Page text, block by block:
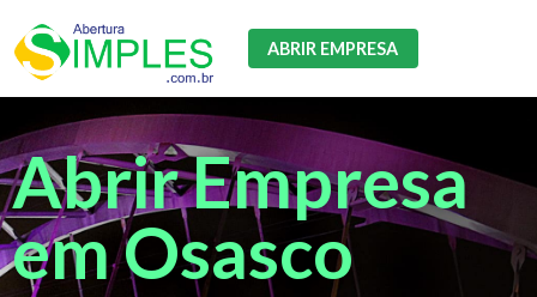
ABRIR EMPRESA
Abrir Empresa
em Osasco